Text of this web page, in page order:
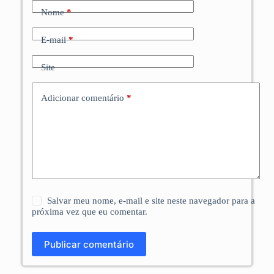
Nome*
E-mail*
Site
Adicionar comentário *
Salvar meu nome, e-mail e site neste navegador para a
próxima vez que eu comentar.
Publicar comentário